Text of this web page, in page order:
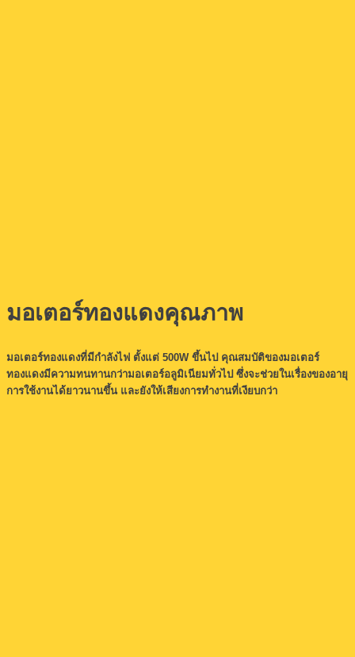
มอเตอร์ทองแดงคุณภาพ
มอเตอร์ทองแดงที่มีกำลังไฟ ตั้งแต่ 500W ขึ้นไป คุณสมบัติของมอเตอร์
ทองแดงมีความทนทานกว่ามอเตอร์อลูมิเนียมทั่วไป ซึ่งจะช่วยในเรื่องของอายุ
การใช้งานได้ยาวนานขึ้น และยังให้เสียงการทำงานที่เงียบกว่า